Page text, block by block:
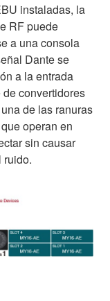
instaladas, la
RF puede
a una consola
Dante se
a la entrada
convertidores
de las ranuras
operan en
sin causar
ruido.